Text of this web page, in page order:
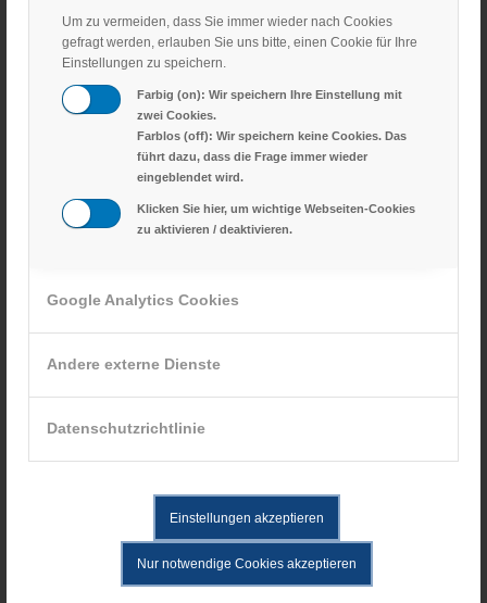
Um zu vermeiden, dass Sie immer wieder nach Cookies
gefragt werden, erlauben Sie uns bitte, einen Cookie für Ihre
Einstellungen zu speichern.
Farbig (on): Wir speichern Ihre Einstellung mit
zwei Cookies.
Farblos (off): Wir speichern keine Cookies. Das
führt dazu, dass die Frage immer wieder
eingeblendet wird.
Klicken Sie hier, um wichtige Webseiten-Cookies
zu aktivieren / deaktivieren.
Google Analytics Cookies
Andere externe Dienste
Datenschutzrichtlinie
Einstellungen akzeptieren
Nur notwendige Cookies akzeptieren
kompaktem Kugelhahn
profi 9-2021, Claas Fahrbericht mit KENNFIXX
Kennfixx: Schlauchkennzeichnung leichtgemacht
Die Schlauchkennzeichnung für Maschinen erleichtern
Verwechslungssicher kuppeln – mit Multikupplungen
STOPPFIXX Eilbote online 08-2019
POLO CONNECTORS – Schrauben Sie noch oder testen Sie